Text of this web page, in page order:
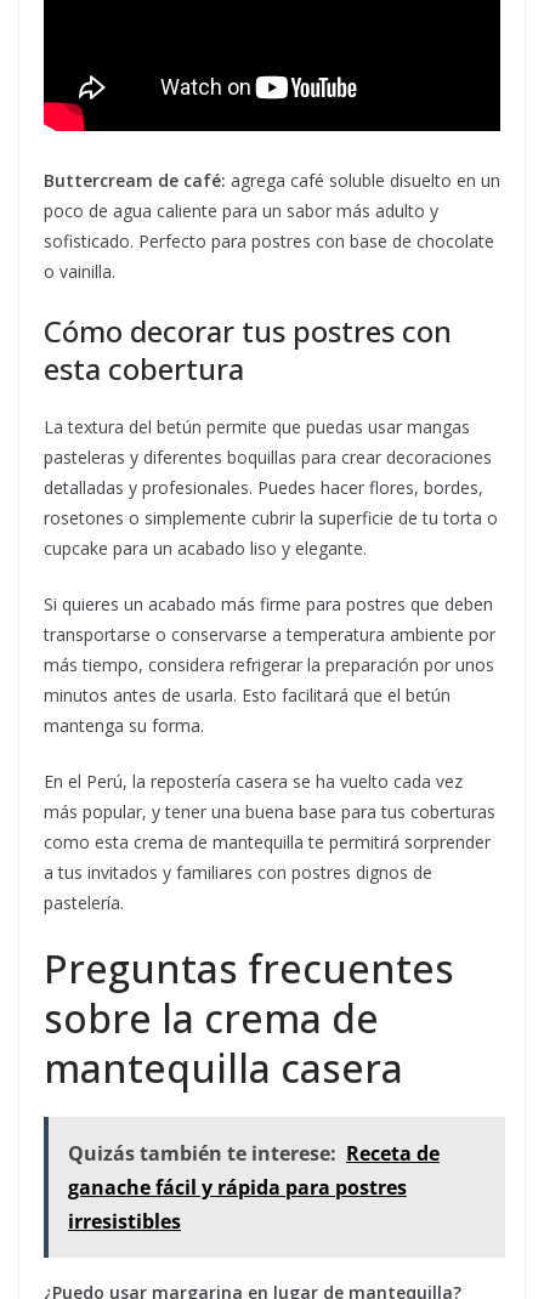
Buttercream de café: agrega café soluble disuelto en un
poco de agua caliente para un sabor más adulto y
sofisticado. Perfecto para postres con base de chocolate
o vainilla.
Cómo decorar tus postres con
esta cobertura
La textura del betún permite que puedas usar mangas
pasteleras y diferentes boquillas para crear decoraciones
detalladas y profesionales. Puedes hacer flores, bordes,
rosetones o simplemente cubrir la superficie de tu torta o
cupcake para un acabado liso y elegante.
Si quieres un acabado más firme para postres que deben
transportarse o conservarse a temperatura ambiente por
más tiempo, considera refrigerar la preparación por unos
minutos antes de usarla. Esto facilitará que el betún
mantenga su forma.
En el Perú, la repostería casera se ha vuelto cada vez
más popular, y tener una buena base para tus coberturas
como esta crema de mantequilla te permitirá sorprender
a tus invitados y familiares con postres dignos de
pastelería.
Preguntas frecuentes
sobre la crema de
mantequilla casera
Quizás también te interese: Receta de
ganache fácil y rápida para postres
irresistibles
¿Puedo usar margarina en lugar de mantequilla?